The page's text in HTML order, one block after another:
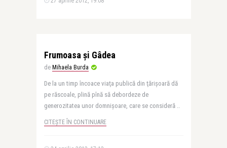
Frumoasa şi Gâdea
de Mihaela Burda
De la un timp încoace viaţa publică din ţărişoară dă
pe răscoale, plină pînă să debordeze de
generozitatea unor domnişoare, care se consideră ..
CITEȘTE ÎN CONTINUARE